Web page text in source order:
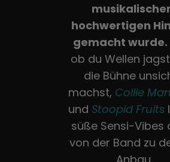
Deutschhochwertigen
gemacht wurde.
ob du Wellen
die Bühne
machst, Collie
und Stoopid Fruits
süße Sensi-Vibes
von der Band zu